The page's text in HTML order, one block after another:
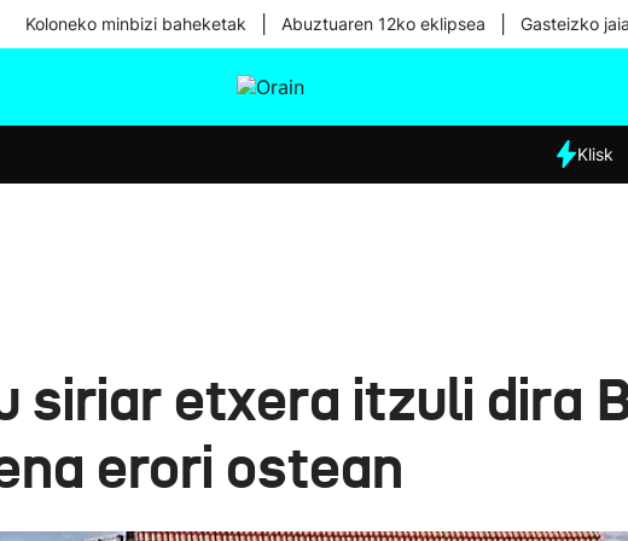
Koloneko minbizi baheketak Abuztuaren 12ko eklipsea Gasteizko
Eguraldia
Klisk
siriar etxera itzuli dira
erori ostean